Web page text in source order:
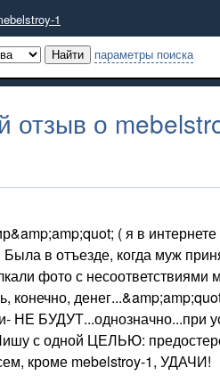
1
параметры поиска
отзыв о
( я в
в отъезде, когда муж
фото с несоответствиями
НЕ БУДУТ...однозначно...при
с одной ЦЕЛЬЮ:
кроме mebelstroy-1, УДАЧИ!